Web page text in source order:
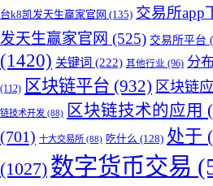
台k8凯发天生赢家官网 (135) 交易所app
发天生赢家官网 (525) 交易所平台
(1420) 关键词 (222) 其他行业 (96) 分
(112) 区块链平台 (932) 区块链
链技术开发 (88) 区块链技术的应用
(701) 十大交易所 (88) 吃什么 (128) 处于
(1027) 数字货币交易